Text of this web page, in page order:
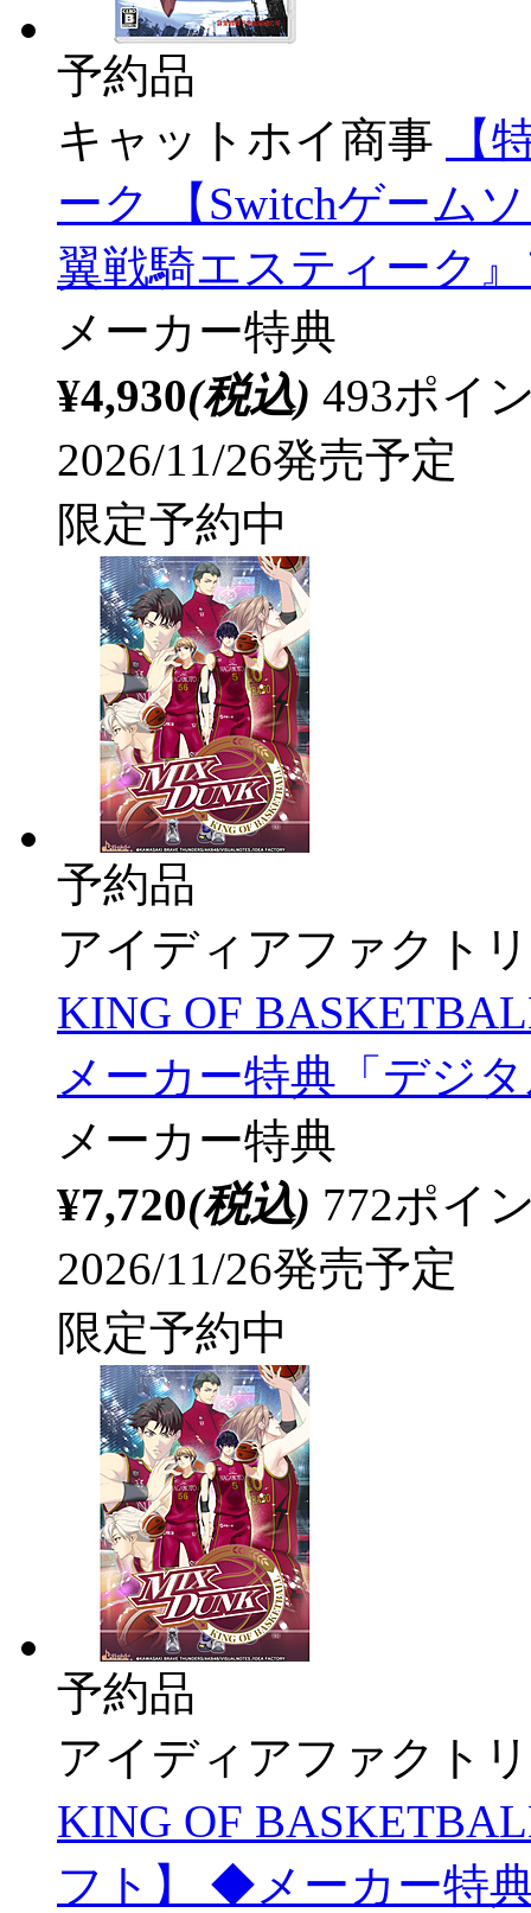
予約品
キャットホイ商事
【
ーク 【Switchゲーム
翼戦騎エスティーク
メーカー特典
¥4,930(税込) 493ポイ
2026/11/26発売予定
限定予約中
予約品
アイディアファクト
KING OF
メーカー特典「デジ
メーカー特典
¥7,720(税込) 772ポイ
2026/11/26発売予定
限定予約中
予約品
アイディアファクト
KING OF
フト】 ◆メーカー特